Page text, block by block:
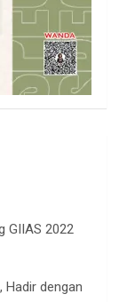
GIIAS 2022
Hadir dengan